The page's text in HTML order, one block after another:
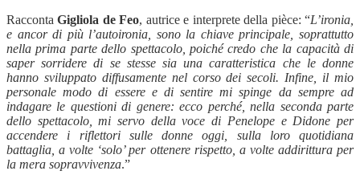
RaccontaGigliola de Feo, autrice e interprete della pièce: “L’ironia,
e ancor di più l’autoironia, sono la chiave principale, soprattutto
nella prima parte dello spettacolo, poiché credo che la capacità di
saper sorridere di se stesse sia una caratteristica che le donne
hanno sviluppato diffusamente nel corso dei secoli. Infine, il mio
personale modo di essere e di sentire mi spinge da sempre ad
indagare le questioni di genere: ecco perché, nella seconda parte
dello spettacolo, mi servo della voce di Penelope e Didone per
accendere i riflettori sulle donne oggi, sulla loro quotidiana
battaglia, a volte ‘solo’ per ottenere rispetto, a volte addirittura per
la mera sopravvivenza.”